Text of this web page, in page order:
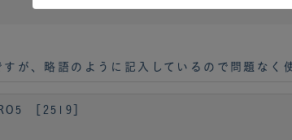
が、略語のように記入しているので問題なく
［2519］